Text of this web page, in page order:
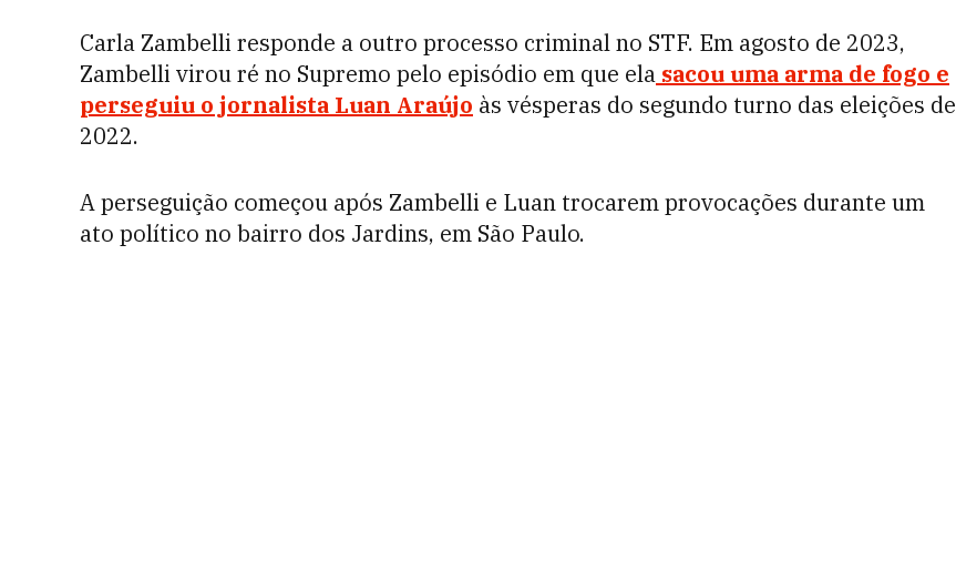
Carla Zambelli responde a outro processo criminal no STF. Em agosto de 2023,
Zambelli virou ré no Supremo pelo episódio em que ela sacou uma arma de fogo e
perseguiu o jornalista Luan Araújo às vésperas do segundo turno das eleições de
2022.
A perseguição começou após Zambelli e Luan trocarem provocações durante um
ato político no bairro dos Jardins, em São Paulo.